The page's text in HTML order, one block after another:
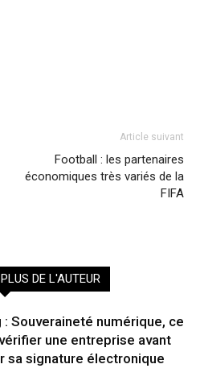
Article suivant
Football : les partenaires
économiques très variés de la
FIFA
PLUS DE L'AUTEUR
: Souveraineté numérique, ce
une entreprise avant
sa signature électronique